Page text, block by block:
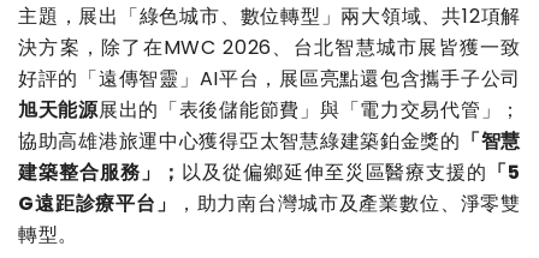
主題，展出「綠色城市、數位轉型」兩大領域、共12項解
決方案，除了在MWC 2026、台北智慧城市展皆獲一致
好評的「遠傳智靈」AI平台，展區亮點還包含攜手子公司
旭天能源展出的「表後儲能節費」與「電力交易代管」；
協助高雄港旅運中心獲得亞太智慧綠建築鉑金獎的 「智慧
建築整合服務」； 以及從偏鄉延伸至災區醫療支援的 「5
G遠距診療平台」
，助力南台灣城市及產業數位、淨零雙
轉型。